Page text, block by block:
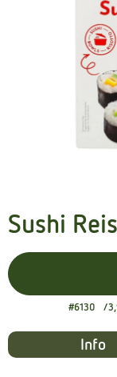
Naturdrogerie
Angebote
Häufige Fragen
Sushi
#6130
Info